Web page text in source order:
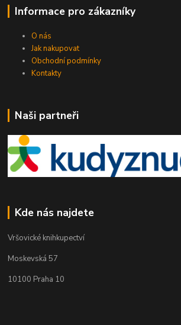
Informace pro zákazníky
O nás
Jak nakupovat
Obchodní podmínky
Kontakty
Naši partneři
Kde nás najdete
Vršovické knihkupectví
Moskevská 57
10100 Praha 10